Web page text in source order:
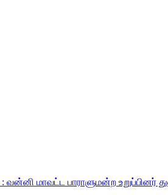
மாவட்ட பாராளுமன்ற உறுப்பினர்